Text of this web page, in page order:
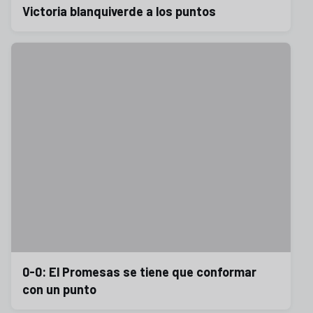
Victoria blanquiverde a los puntos
0-0: El Promesas se tiene que conformar
con un punto